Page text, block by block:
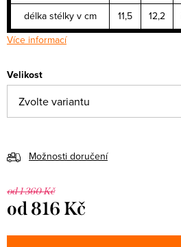
délka stélky v cm
11,5 12,2
Více informací
Velikost
Možnosti doručení
od 1 360 Kč
od816 Kč
cena: